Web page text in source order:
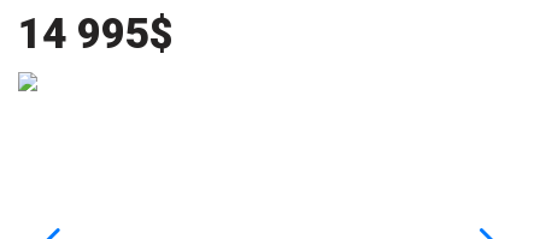
14 995$